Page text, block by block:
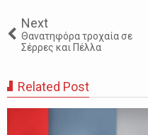
Next
Θανατηφόρα τροχαία σε
Σέρρες και Πέλλα
Related Post